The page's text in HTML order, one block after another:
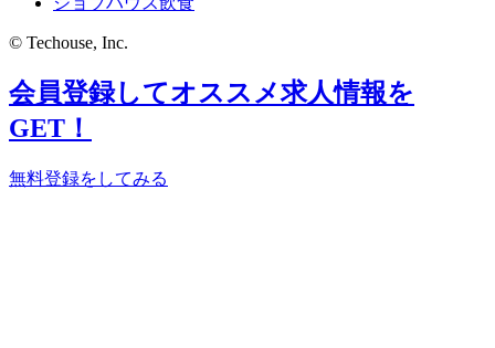
© Techouse, Inc.
会員登録してオススメ求人情報を
GET！
無料登録をしてみる